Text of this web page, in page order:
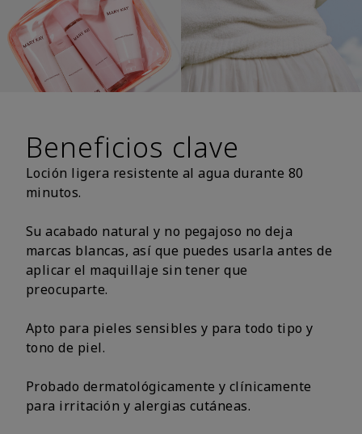
Beneficios clave
Loción ligera resistente al agua durante 80
minutos.
Su acabado natural y no pegajoso no deja
marcas blancas, así que puedes usarla antes de
aplicar el maquillaje sin tener que
preocuparte.
Apto para pieles sensibles y para todo tipo y
tono de piel.
Probado dermatológicamente y clínicamente
para irritación y alergias cutáneas.